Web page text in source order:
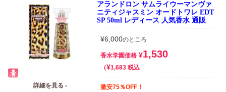
詳細を見る ›
アランドロン サムライウーマンヴァ
ニティジャスミン オードトワレ EDT
SP 50ml レディース 人気香水 通販
¥6,000のところ
香水学園価格 ¥1,530
¥1,683 税込
激安75％OFF！